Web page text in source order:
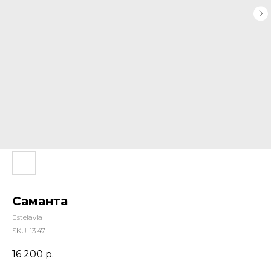
Саманта
Estelavia
SKU: 13.47
16 200 р.